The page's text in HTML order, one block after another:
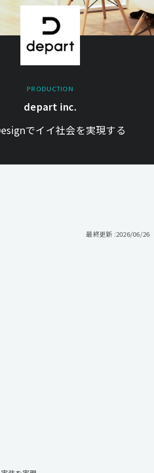
PRODUCTION
depart inc.
でイイ社会を実現する
最終更新 :2026/06/26